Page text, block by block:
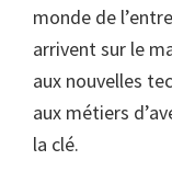
monde de
arrivent sur le
aux nouvelles
aux métiers
la clé.